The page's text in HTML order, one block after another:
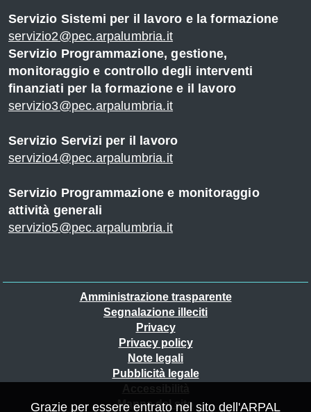
Servizio Sistemi per il lavoro e la formazione
servizio2@pec.arpalumbria.it
Servizio Programmazione, gestione,
monitoraggio e controllo degli interventi
finanziati per la formazione e il lavoro
servizio3@pec.arpalumbria.it
Servizio Servizi per il lavoro
servizio4@pec.arpalumbria.it
Servizio Programmazione e monitoraggio
attività generali
servizio5@pec.arpalumbria.it
Amministrazione trasparente
Segnalazione illeciti
Privacy
Privacy policy
Note legali
Pubblicità legale
Mappa del sito
Grazie per essere entrato nel sito dell'ARPAL